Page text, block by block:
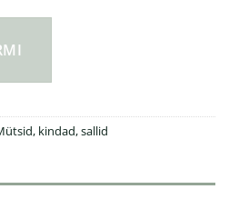
kindad, sallid